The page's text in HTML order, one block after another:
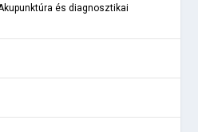
és diagnosztikai